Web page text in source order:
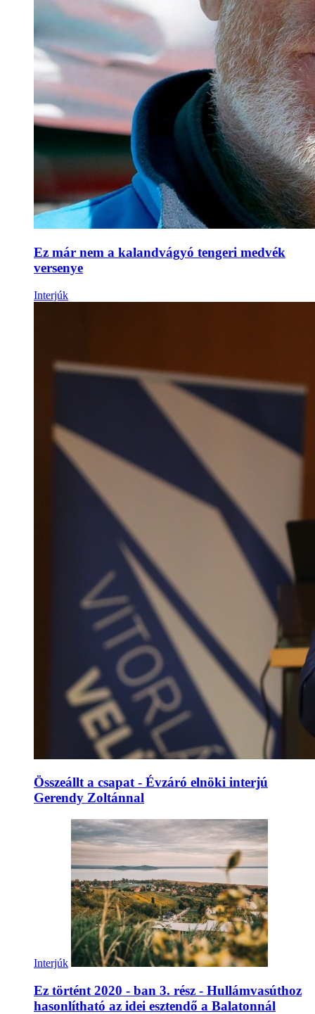
Ez már nem a kalandvágyó tengeri medvék
versenye
Interjúk
Összeállt a csapat - Évzáró elnöki interjú
Gerendy Zoltánnal
Interjúk
Ez történt 2020 - ban 3. rész - Hullámvasúthoz
hasonlítható az idei esztendő a Balatonnál